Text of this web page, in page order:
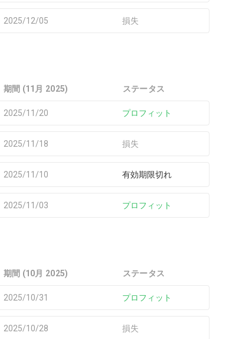
2025/12/05 損失
期間 (11月 2025) ステータス
2025/11/20 プロフィット
2025/11/18 損失
2025/11/10 有効期限切れ
2025/11/03 プロフィット
期間 (10月 2025) ステータス
2025/10/31 プロフィット
2025/10/28 損失